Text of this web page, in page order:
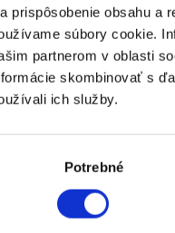
prispôsobenie obsahu a
súbory cookie.
partnerom v oblasti
skombinovať s
ich služby.
Potrebné
Staff